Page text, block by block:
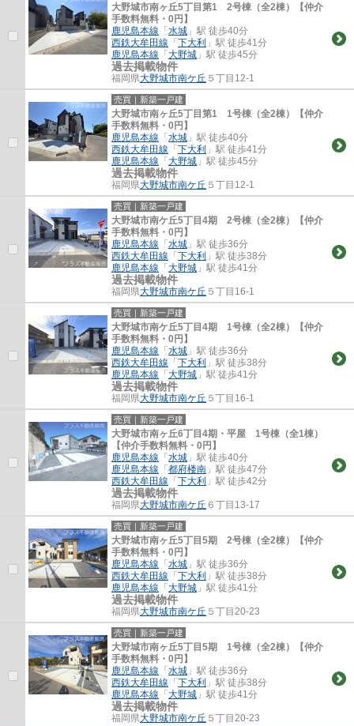
大野城市南ヶ丘5丁目第1 2号棟（全2棟）【仲介
手数料無料・0円】
鹿児島本線 「 水城 」駅 徒歩40分
西鉄大牟田線 「 下大利 」駅 徒歩41分
鹿児島本線 「 大野城 」駅 徒歩45分
過去掲載物件
福岡県大野城市南ケ丘 ５丁目12-1
売買｜新築一戸建
大野城市南ヶ丘5丁目第1 1号棟（全2棟）【仲介
手数料無料・0円】
鹿児島本線 「 水城 」駅 徒歩40分
西鉄大牟田線 「 下大利 」駅 徒歩41分
鹿児島本線 「 大野城 」駅 徒歩45分
過去掲載物件
福岡県大野城市南ケ丘 ５丁目12-1
売買｜新築一戸建
大野城市南ケ丘5丁目4期 2号棟（全2棟）【仲介
手数料無料・0円】
鹿児島本線 「 水城 」駅 徒歩36分
西鉄大牟田線 「 下大利 」駅 徒歩38分
鹿児島本線 「 大野城 」駅 徒歩41分
過去掲載物件
福岡県大野城市南ケ丘 ５丁目16-1
売買｜新築一戸建
大野城市南ケ丘5丁目4期 1号棟（全2棟）【仲介
手数料無料・0円】
鹿児島本線 「 水城 」駅 徒歩36分
西鉄大牟田線 「 下大利 」駅 徒歩38分
鹿児島本線 「 大野城 」駅 徒歩41分
過去掲載物件
福岡県大野城市南ケ丘 ５丁目16-1
売買｜新築一戸建
大野城市南ヶ丘6丁目4期・平屋 1号棟（全1棟）
【仲介手数料無料・0円】
鹿児島本線 「 水城 」駅 徒歩40分
鹿児島本線 「 都府楼南 」駅 徒歩47分
西鉄大牟田線 「 下大利 」駅 徒歩42分
過去掲載物件
福岡県大野城市南ケ丘 ６丁目13-17
売買｜新築一戸建
大野城市南ヶ丘5丁目5期 2号棟（全2棟）【仲介
手数料無料・0円】
鹿児島本線 「 水城 」駅 徒歩36分
西鉄大牟田線 「 下大利 」駅 徒歩38分
鹿児島本線 「 大野城 」駅 徒歩41分
過去掲載物件
福岡県大野城市南ケ丘 ５丁目20-23
売買｜新築一戸建
大野城市南ヶ丘5丁目5期 1号棟（全2棟）【仲介
手数料無料・0円】
鹿児島本線 「 水城 」駅 徒歩36分
西鉄大牟田線 「 下大利 」駅 徒歩38分
鹿児島本線 「 大野城 」駅 徒歩41分
過去掲載物件
福岡県大野城市南ケ丘 ５丁目20-23